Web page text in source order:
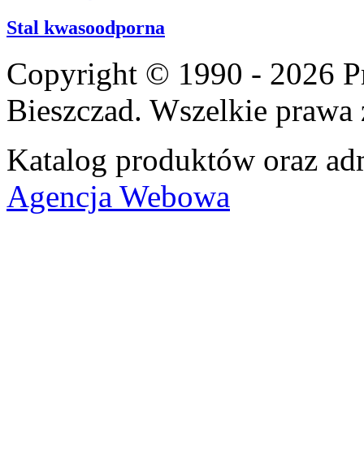
Stal kwasoodporna
Copyright © 1990 - 2026
Bieszczad. Wszelkie prawa
Katalog produktów oraz
Agencja Webowa